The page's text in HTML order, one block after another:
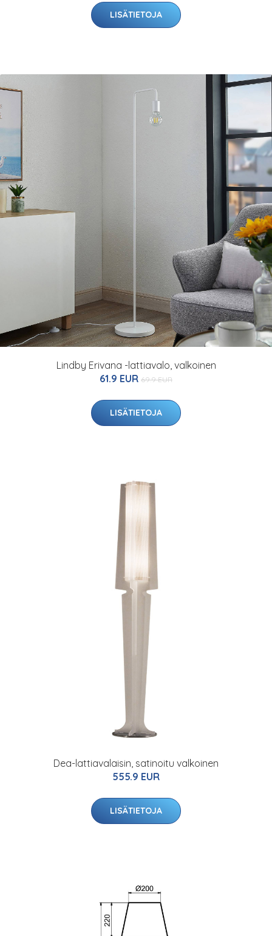
LISÄTIETOJA
Lindby Erivana -lattiavalo, valkoinen
61.9 EUR 69.9 EUR
LISÄTIETOJA
Dea-lattiavalaisin, satinoitu valkoinen
555.9 EUR
LISÄTIETOJA